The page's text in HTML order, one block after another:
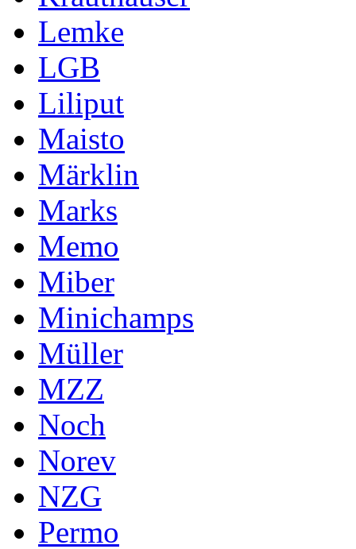
Lemke
LGB
Liliput
Maisto
Märklin
Marks
Memo
Miber
Minichamps
Müller
MZZ
Noch
Norev
NZG
Permo